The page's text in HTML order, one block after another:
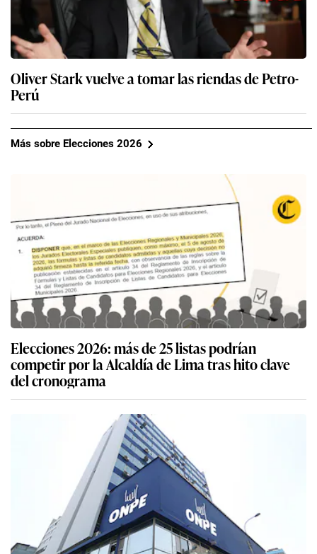
Oliver Stark vuelve a tomar las riendas de Petro-
Perú
Más sobre Elecciones 2026
Elecciones 2026: más de 25 listas podrían
competir por la Alcaldía de Lima tras hito clave
del cronograma